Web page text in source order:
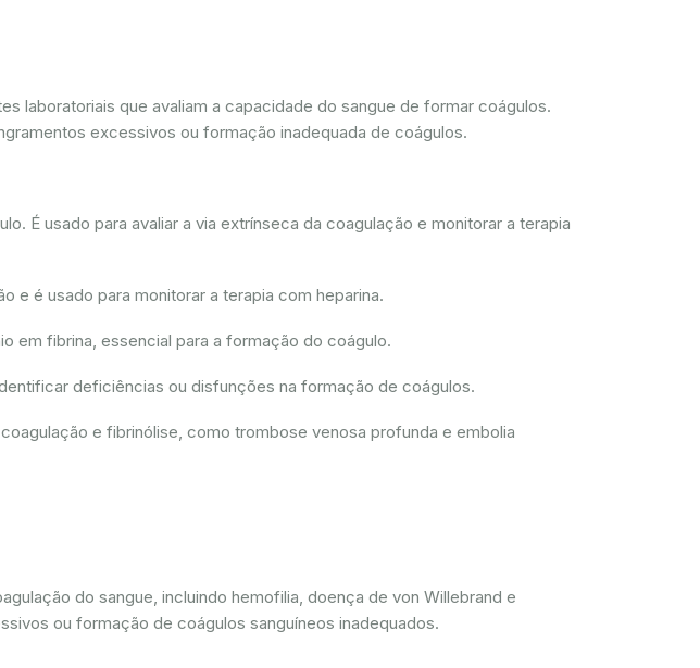
laboratoriais que avaliam a capacidade do sangue de formar coágulos.
excessivos ou formação inadequada de coágulos.
É usado para avaliar a via extrínseca da coagulação e monitorar a terapia
e é usado para monitorar a terapia com heparina.
em fibrina, essencial para a formação do coágulo.
deficiências ou disfunções na formação de coágulos.
e fibrinólise, como trombose venosa profunda e embolia
do sangue, incluindo hemofilia, doença de von Willebrand e
ou formação de coágulos sanguíneos inadequados.